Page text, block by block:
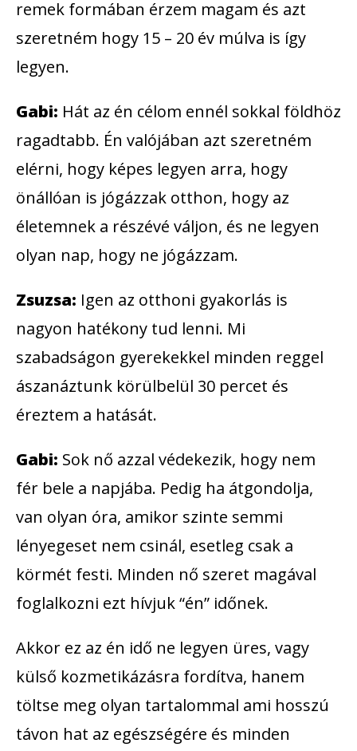
remek formában érzem magam és azt
szeretném hogy 15 – 20 év múlva is így
legyen.
Gabi: Hát az én célom ennél sokkal földhöz
ragadtabb. Én valójában azt szeretném
elérni, hogy képes legyen arra, hogy
önállóan is jógázzak otthon, hogy az
életemnek a részévé váljon, és ne legyen
olyan nap, hogy ne jógázzam.
Zsuzsa: Igen az otthoni gyakorlás is
nagyon hatékony tud lenni. Mi
szabadságon gyerekekkel minden reggel
ászanáztunk körülbelül 30 percet és
éreztem a hatását.
Gabi: Sok nő azzal védekezik, hogy nem
fér bele a napjába. Pedig ha átgondolja,
van olyan óra, amikor szinte semmi
lényegeset nem csinál, esetleg csak a
körmét festi. Minden nő szeret magával
foglalkozni ezt hívjuk “én” időnek.
Akkor ez az én idő ne legyen üres, vagy
külső kozmetikázásra fordítva, hanem
töltse meg olyan tartalommal ami hosszú
távon hat az egészségére és minden